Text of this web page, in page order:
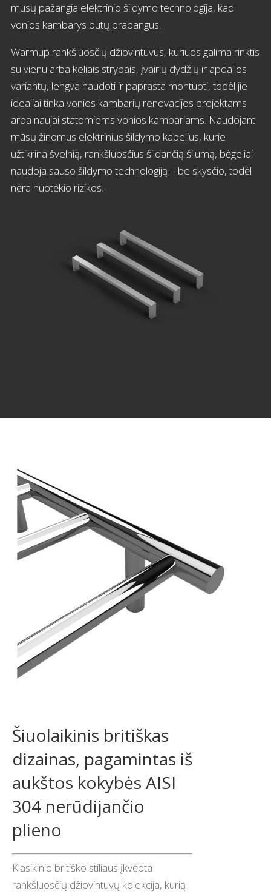
mūsų pažangia elektrinio šildymo technologija, kad
vonios kambarys būtų prabangus.
Warmup rankšluosčių džiovintuvus, kuriuos galima rinktis
su vienu arba keliais strypais, įvairių dydžių ir apdailos
variantų, lengva naudoti ir paprasta montuoti, todėl jie
idealiai tinka vonios kambarių renovacijos projektams
arba naujai statomiems vonios kambariams. Naudojant
mūsų žinomus elektrinius šildymo kabelius, kurie
užtikrina švelnią, rankšluosčius šildančią šilumą, bėgeliai
naudoja sauso šildymo technologiją – be skysčio, todėl
nėra nuotėkio rizikos.
Šiuolaikinis britiškas
dizainas, pagamintas iš
aukštos kokybės AISI
304 nerūdijančio
plieno
Klasikinio britiško stiliaus įkvėpta
rankšluosčių džiovintuvų kolekcija, kurią